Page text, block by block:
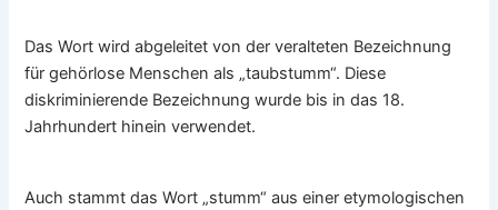
Das Wort wird abgeleitet von der veralteten Bezeichnung
für gehörlose Menschen als „taubstumm“. Diese
diskriminierende Bezeichnung wurde bis in das 18.
Jahrhundert hinein verwendet.
Auch stammt das Wort „stumm“ aus einer etymologischen